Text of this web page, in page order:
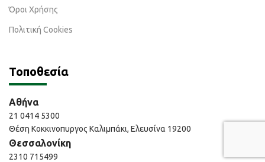
Όροι Χρήσης
Πολιτική Cookies
Τοποθεσία
Αθήνα
21 0414 5300
Θέση Κοκκινοπυργος Καλιμπάκι, Ελευσίνα 19200
Θεσσαλονίκη
2310 715499